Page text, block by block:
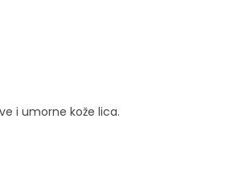
i umorne kože lica.